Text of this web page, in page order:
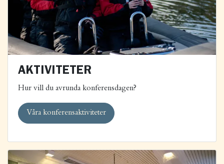
AKTIVITETER
Hur vill du avrunda konferensdagen?
Våra konferensaktiviteter